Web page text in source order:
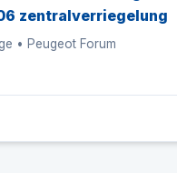
zentralverriegelung
• Peugeot Forum